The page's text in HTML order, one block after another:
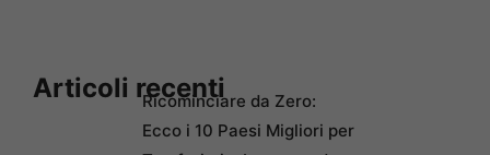
Articoli recentiRicominciare da Zero:
Ecco i 10 Paesi Migliori per